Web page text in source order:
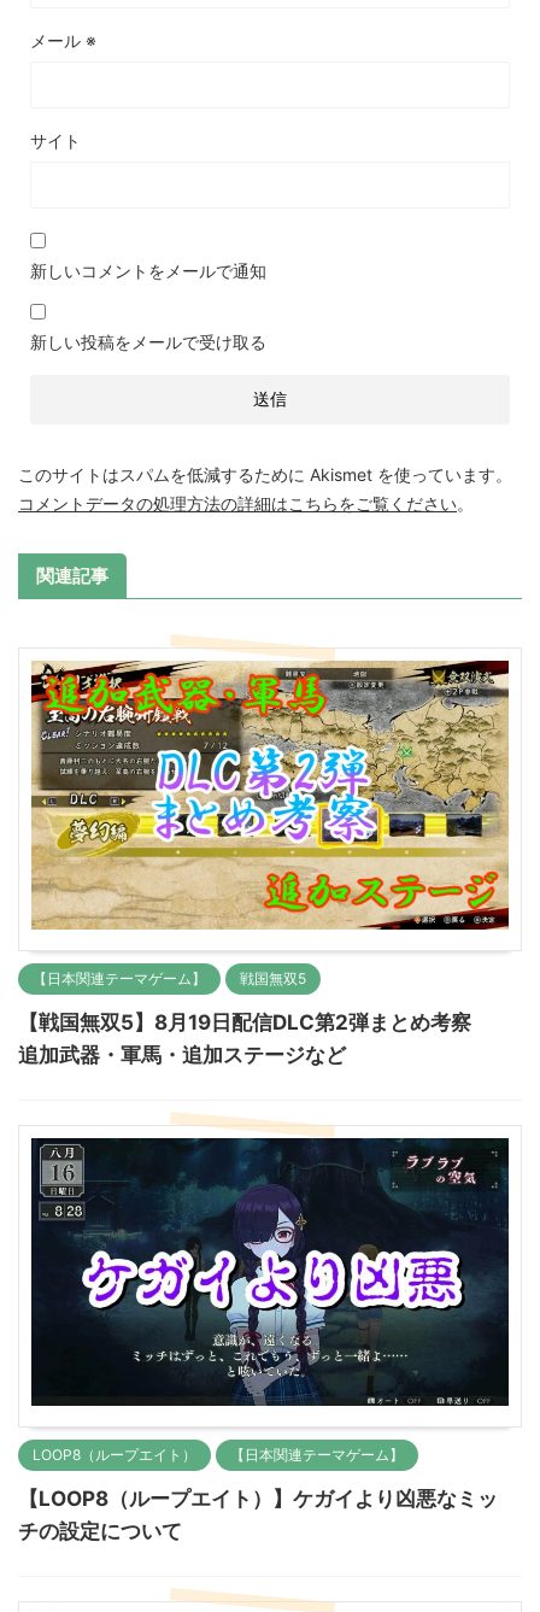
メール ※
サイト
新しいコメントをメールで通知
新しい投稿をメールで受け取る
このサイトはスパムを低減するために Akismet を使っています。
コメントデータの処理方法の詳細はこちらをご覧ください。
関連記事
【日本関連テーマゲーム】 戦国無双5
【戦国無双5】8月19日配信DLC第2弾まとめ考察
追加武器・軍馬・追加ステージなど
LOOP8（ループエイト） 【日本関連テーマゲーム】
【LOOP8（ループエイト）】ケガイより凶悪なミッ
チの設定について